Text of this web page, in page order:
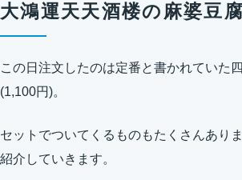
大鴻運天天酒楼の麻婆豆
この日注文したのは定番と書かれていた
(1,100円)。
セットでついてくるものもたくさんあり
紹介していきます。